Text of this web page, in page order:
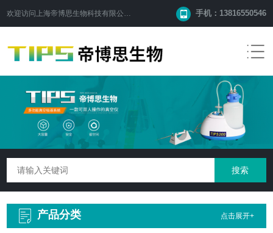
欢迎访问 上海帝博思生物科技有限公司 手机：13816550546
产品分类 点击展开+